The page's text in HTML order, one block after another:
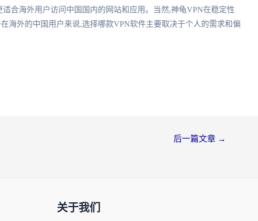
合海外用户访问中国国内的网站和应用。当然,神龟VPN在稳定性
海外的中国用户来说,选择哪款VPN软件主要取决于个人的需求和偏
后一篇文章 →
关于我们